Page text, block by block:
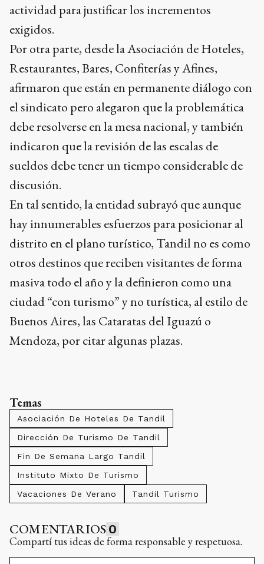
actividad para justificar los incrementos
exigidos.
Por otra parte, desde la Asociación de Hoteles,
Restaurantes, Bares, Confiterías y Afines,
afirmaron que están en permanente diálogo con
el sindicato pero alegaron que la problemática
debe resolverse en la mesa nacional, y también
indicaron que la revisión de las escalas de
sueldos debe tener un tiempo considerable de
discusión.
En tal sentido, la entidad subrayó que aunque
hay innumerables esfuerzos para posicionar al
distrito en el plano turístico, Tandil no es como
otros destinos que reciben visitantes de forma
masiva todo el año y la definieron como una
ciudad “con turismo” y no turística, al estilo de
Buenos Aires, las Cataratas del Iguazú o
Mendoza, por citar algunas plazas.
Temas
Asociación De Hoteles De Tandil
Dirección De Turismo De Tandil
Fin De Semana Largo Tandil
Instituto Mixto De Turismo
Vacaciones De Verano
Tandil Turismo
COMENTARIOS 0
Compartí tus ideas de forma responsable y respetuosa.